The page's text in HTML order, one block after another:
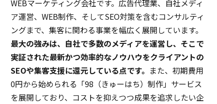
WEBマーケティング会社です。広告代理業、自社メディ
ア運営、WEB制作、そしてSEO対策を含むコンサルティ
ングまで、集客に関わる事業を幅広く展開しています。
最大の強みは、自社で多数のメディアを運営し、そこで
実証された最新かつ効率的なノウハウをクライアントの
SEOや集客支援に還元している点です。 また、初期費用
0円から始められる「98（きゅーはち）制作」サービス
を展開しており、コストを抑えつつ成果を追求したい企